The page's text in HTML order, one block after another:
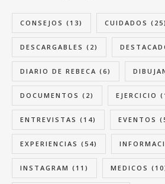
CONSEJOS (13) CUIDADOS (25)
DESCARGABLES (2)
DIARIO DE REBECA (6)
DOCUMENTOS (2) EJERCICIO
ENTREVISTAS (14) EVENTOS
EXPERIENCIAS (54)
INSTAGRAM (11) MEDICOS